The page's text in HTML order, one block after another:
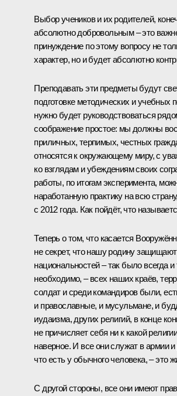
Выбор учеников и их родителей,
абсолютно добровольным – это
принуждение по этому вопросу не
характер, но и будет абсолютно
Преподавать эти предметы будут
подготовке методических и учебных
нужно будет руководствоваться
соображение простое: мы должны
приличных, терпимых, честных
относятся к окружающему миру, с
ко взглядам и убеждениям своих
работы, по итогам эксперимента,
наработанную практику на всю
с 2012 года. Как пойдёт, что
Теперь о том, что касается
не секрет, что нашу родину
национальностей – так было всегда и
необходимо, – всех наших краёв,
солдат и среди командиров были,
и православные, и мусульмане, и
иудаизма, других религий, в конце
не причисляет себя ни к какой
наверное. И все они служат в армии
что есть у обычного человека, – это
С другой стороны, все они имеют